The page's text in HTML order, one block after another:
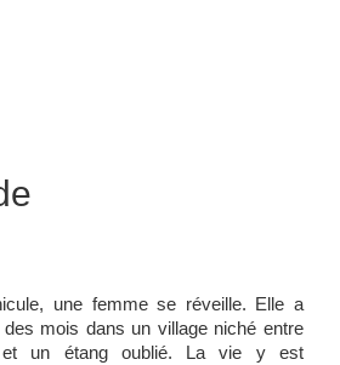
une femme se réveille. Elle a
mois dans un village niché entre
et un étang oublié. La vie y est